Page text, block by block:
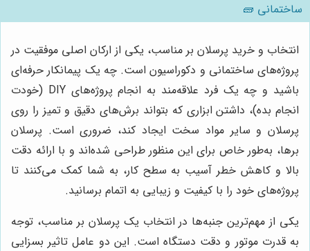
ساختمانی 🧱
انتخاب و خرید پرسلان بر مناسب، یکی از ارکان اصلی موفقیت در
پروژه‌های ساختمانی و دکوراسیون است. چه یک پیمانکار حرفه‌ای
باشید و چه یک فرد علاقه‌مند به انجام پروژه‌های DIY (خودت
انجام بده)، داشتن ابزاری که بتواند برش‌های دقیق و تمیز را روی
پرسلان و سایر مواد سخت ایجاد کند، ضروری است. پرسلان
برها، به‌طور خاص برای این منظور طراحی شده‌اند و با ارائه دقت
بالا و کاهش خطر آسیب به سطح کار، به شما کمک می‌کنند تا
پروژه‌های خود را با کیفیت و زیبایی به اتمام برسانید.
یکی از مهم‌ترین جنبه‌ها در انتخاب یک پرسلان بر مناسب، توجه
به قدرت موتور و دقت دستگاه است. این دو عامل تاثیر بسزایی